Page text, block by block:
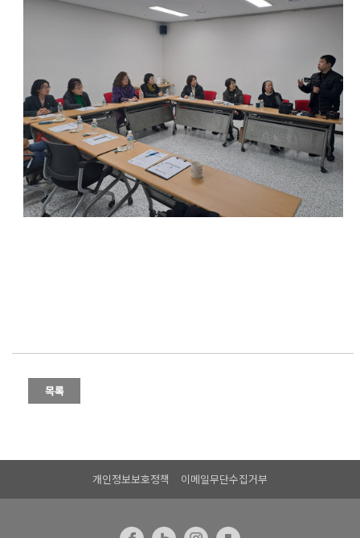
개인정보보호정책 이메일무단수집거부